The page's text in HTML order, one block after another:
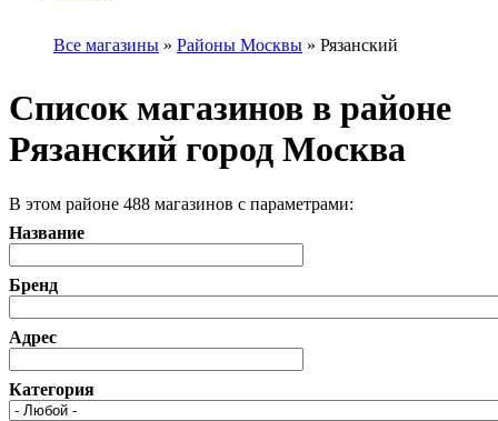
Вы здесьВсе магазины » Районы Москвы » Рязанский
Список магазинов в районе
Рязанский город Москва
В этом районе 488 магазинов с параметрами:
Название
Бренд
Адрес
Категория